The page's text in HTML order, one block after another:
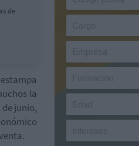
de
la
junio,